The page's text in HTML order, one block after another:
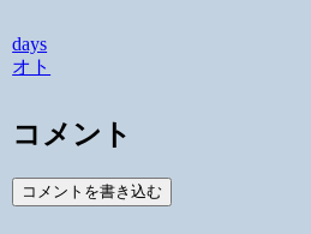
days
オト
コメント
コメントを書き込む